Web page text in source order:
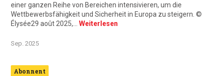
einer ganzen Reihe von Bereichen intensivieren, um die
Wettbewerbsfähigkeit und Sicherheit in Europa zu steigern. ©
Élysée29 août 2025,… Weiterlesen
Sep. 2025
Abonnent